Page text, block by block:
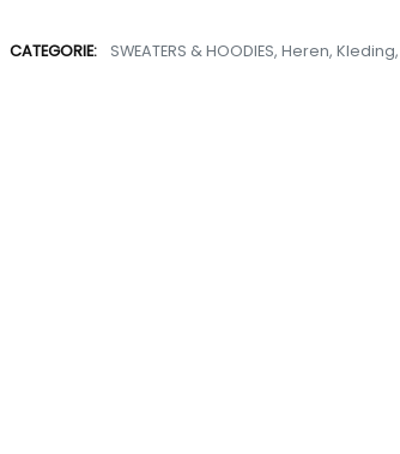
CATEGORIE: SWEATERS & HOODIES, Heren, Kleding,